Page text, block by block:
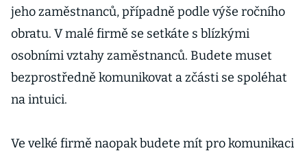
jeho zaměstnanců, případně podle výše ročního
obratu. V malé firmě se setkáte s blízkými
osobními vztahy zaměstnanců. Budete muset
bezprostředně komunikovat a zčásti se spoléhat
na intuici.
Ve velké firmě naopak budete mít pro komunikaci